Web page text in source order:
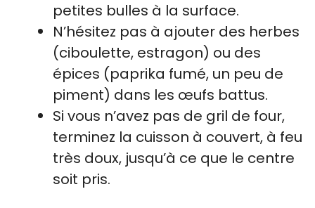
petites bulles à la surface.
N’hésitez pas à ajouter des herbes
(ciboulette, estragon) ou des
épices (paprika fumé, un peu de
piment) dans les œufs battus.
Si vous n’avez pas de gril de four,
terminez la cuisson à couvert, à feu
très doux, jusqu’à ce que le centre
soit pris.